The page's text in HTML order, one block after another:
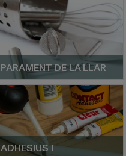
PARAMENT DE LA LLAR
ADHESIUS I